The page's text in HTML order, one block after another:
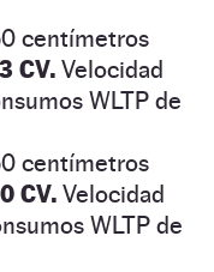
centímetros
CV. Velocidad
WLTP de
centímetros
CV. Velocidad
WLTP de